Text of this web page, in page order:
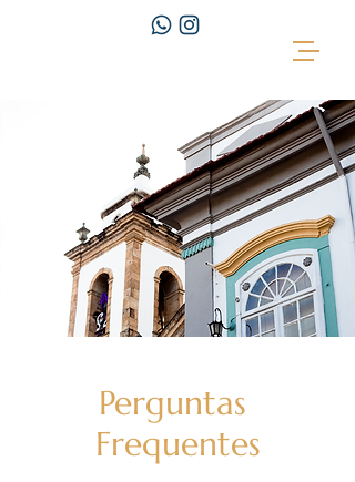
Perguntas
Frequentes